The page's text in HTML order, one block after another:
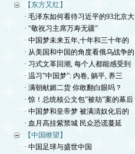
【东方又红】
· 毛泽东如何看待习近平的93北京大
· “敬祝习主席万寿无疆”
· 中国梦未来五年,十年和三十年的
· 从美国和中国的角度看俄乌战争的
· 习式文革回潮, 每个人都能感受到
· 温习”中国梦”: 内卷, 躺平, 养三
· 满朝献媚二货 你敢翻白眼吗？
· 惊！总统核公文包”被劫”案的幕后
· 中国梦和皇帝梦 被满清奴化后的
· 血月高挂紫禁城 民众恐谎蔓延
【中国瞭望】
· 中国足球与盛世中国